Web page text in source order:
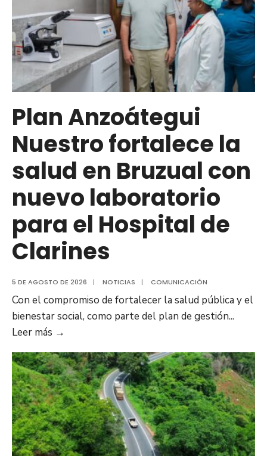
Plan Anzoátegui
Nuestro fortalece la
salud en Bruzual con
nuevo laboratorio
para el Hospital de
Clarines
5 DE AGOSTO DE 2026 | NOTICIAS | COMUNICACIÓN
Con el compromiso de fortalecer la salud pública y el
bienestar social, como parte del plan de gestión...
Leer más →
Nuestro
fortalece
la
salud
en
Bruzual